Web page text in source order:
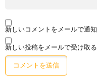
新しいコメントをメールで通知
新しい投稿をメールで受け取る